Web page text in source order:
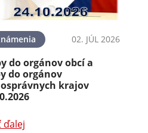
02. JÚL 2026
do orgánov obcí a
do orgánov
krajov
ďalej